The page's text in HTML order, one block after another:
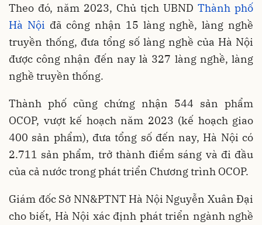
Theo đó, năm 2023, Chủ tịch UBND Thành phố
Hà Nội đã công nhận 15 làng nghề, làng nghề
truyền thống, đưa tổng số làng nghề của Hà Nội
được công nhận đến nay là 327 làng nghề, làng
nghề truyền thống.
Thành phố cũng chứng nhận 544 sản phẩm
OCOP, vượt kế hoạch năm 2023 (kế hoạch giao
400 sản phẩm), đưa tổng số đến nay, Hà Nội có
2.711 sản phẩm, trở thành điểm sáng và đi đầu
của cả nước trong phát triển Chương trình OCOP.
Giám đốc Sở NN&PTNT Hà Nội Nguyễn Xuân Đại
cho biết, Hà Nội xác định phát triển ngành nghề